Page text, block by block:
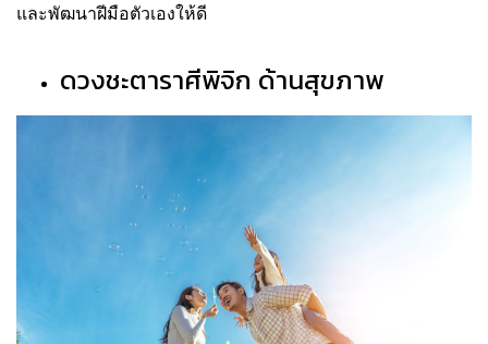
และพัฒนาฝีมือตัวเองให้ดี
ดวงชะตาราศีพิจิก ด้านสุขภาพ